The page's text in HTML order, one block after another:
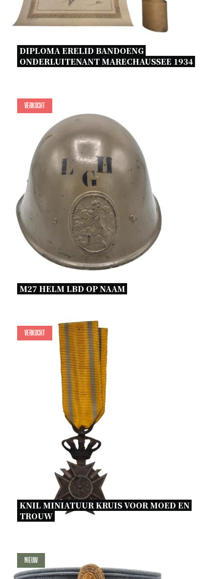
DIPLOMA ERELID BANDOENG
ONDERLUITENANT MARECHAUSSEE 1934
Verkocht
M27 HELM LBD OP NAAM
Verkocht
KNIL MINIATUUR KRUIS VOOR MOED EN
TROUW
Nieuw